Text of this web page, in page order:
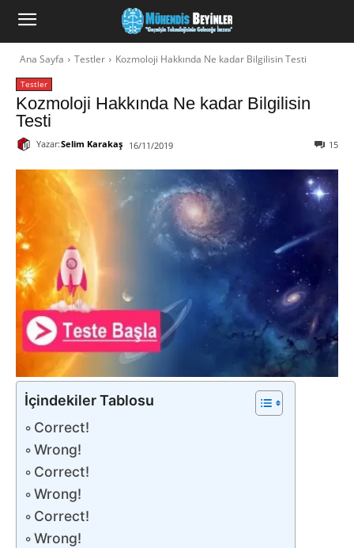
Ana Sayfa Testler Kozmoloji Hakkında Ne kadar Bilgilisin Testi
Testler
Kozmoloji Hakkında Ne kadar Bilgilisin
Testi
Yazar:Selim Karakaş 16/11/2019 15
İçindekiler Tablosu
Correct!
Wrong!
Correct!
Wrong!
Correct!
Wrong!